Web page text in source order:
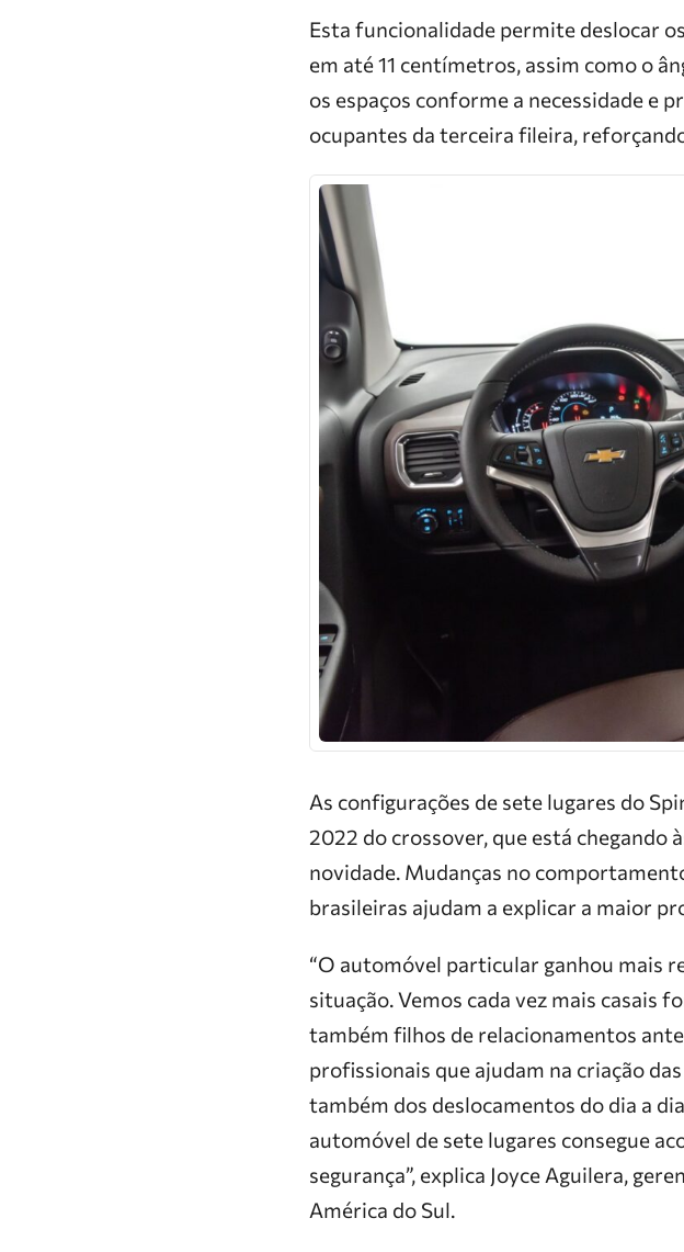
Esta funcionalidade permite deslocar
em até 11 centímetros, assim como o
os espaços conforme a necessidade e
ocupantes da terceira fileira,
As configurações de sete lugares do
2022 do crossover, que está chegando
novidade. Mudanças no
brasileiras ajudam a explicar a maior
“O automóvel particular ganhou mais
situação. Vemos cada vez mais casais
também filhos de relacionamentos
profissionais que ajudam na criação
também dos deslocamentos do dia a
automóvel de sete lugares consegue
segurança”, explica Joyce Aguilera,
América do Sul.